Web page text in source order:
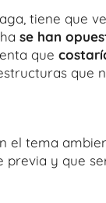
tiene que
se han
que
que
el tema
previa y que